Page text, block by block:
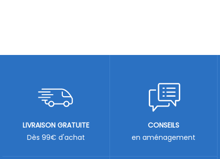
LIVRAISON GRATUITE
Dès 99€ d'achat
CONSEILS
en aménagement